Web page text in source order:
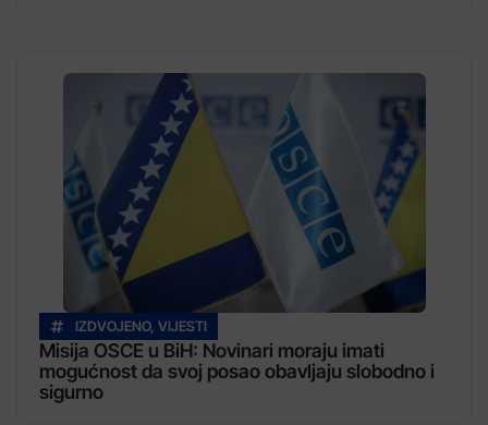
IZDVOJENO, VIJESTI
Misija OSCE u BiH: Novinari moraju imati
mogućnost da svoj posao obavljaju slobodno i
sigurno